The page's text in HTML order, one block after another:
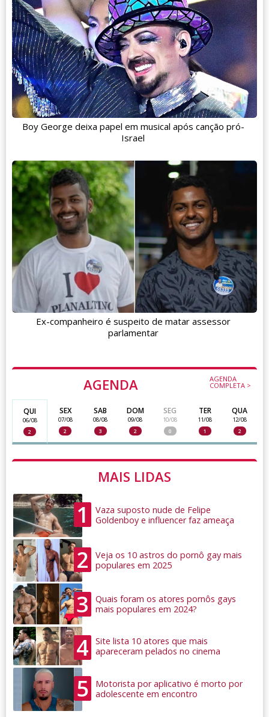
AGENDA AGENDA
COMPLETA >
QUI
06/08
2
SEX
07/08
2
SAB
08/08
3
DOM
09/08
2
SEG
10/08
0
TER
11/08
1
QUA
12/08
2
MAIS LIDAS
1
Vaza suposto nude de Felipe
Goldenboy e influencer faz ameaça
2
Veja os 10 astros do pornô gay mais
populares em 2025
3
Quais foram os atores pornôs gays
mais populares em 2024?
4
Site lista 10 atores que mais
apareceram pelados no cinema
5
Motorista por aplicativo é morto por
adolescente em encontro
Boy George deixa papel em musical após canção pró-
Israel
Ex-companheiro é suspeito de matar assessor
parlamentar